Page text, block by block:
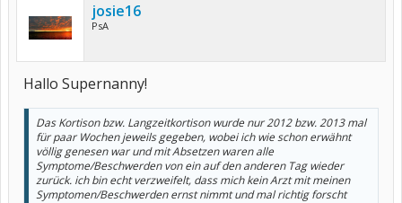
josie16
PsA
Hallo Supernanny!
Das Kortison bzw. Langzeitkortison wurde nur 2012 bzw. 2013 mal
für paar Wochen jeweils gegeben, wobei ich wie schon erwähnt
völlig genesen war und mit Absetzen waren alle
Symptome/Beschwerden von ein auf den anderen Tag wieder
zurück. ich bin echt verzweifelt, dass mich kein Arzt mit meinen
Symptomen/Beschwerden ernst nimmt und mal richtig forscht